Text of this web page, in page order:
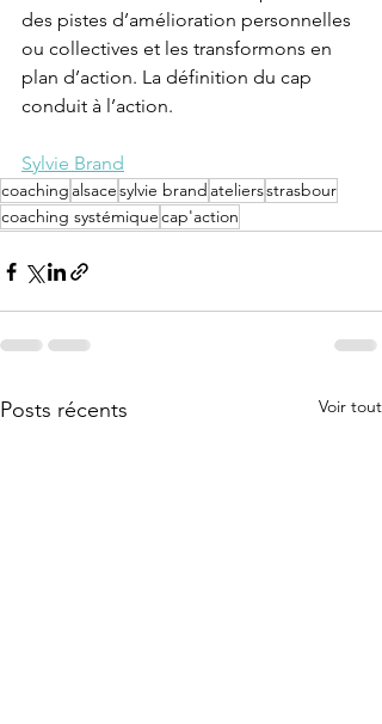
des pistes d’amélioration personnelles
ou collectives et les transformons en
plan d’action. La définition du cap
conduit à l’action.
Sylvie Brand
coaching alsacesylvie brand ateliersstrasbour
coaching systémiquecap'action
Posts récents Voir tout